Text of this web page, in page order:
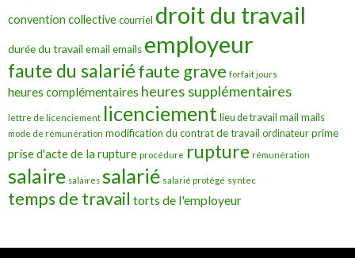
convention collective courriel droit du travail
durée du travail email emails employeur
faute du salariéfaute grave forfait jours
heures complémentaires heures supplémentaires
lettre de licenciement licenciement lieu de travail mail mails
mode de rémunération modification du contrat de travail ordinateur prime
prise d'acte de la rupture procédure rupture rémunération
salaire salaires salarié salarié protégé syntec
temps de travail torts de l'employeur